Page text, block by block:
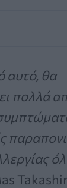
αυτό, θα
πολλά